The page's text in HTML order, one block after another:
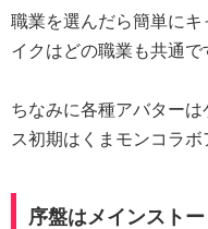
職業を選んだら簡単に
イクはどの職業も共通で
ちなみに各種アバター
ス初期はくまモンコラボ
序盤はメインスト